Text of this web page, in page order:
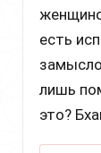
есть
лишь
это?